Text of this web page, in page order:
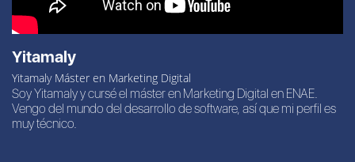
Yitamaly
Yitamaly Máster en Marketing Digital
Soy Yitamaly y cursé el máster en Marketing Digital en ENAE.
Vengo del mundo del desarrollo de software, así que mi perfil es
muy técnico.